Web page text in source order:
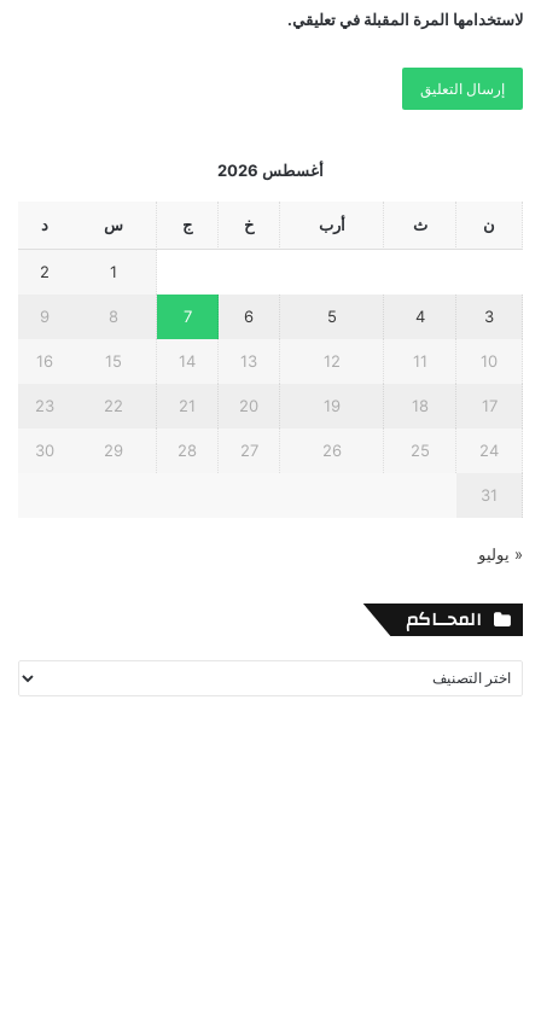
لاستخدامها المرة المقبلة في تعليقي.
أغسطس 2026
ن ث أرب خ ج س د
1
2
3
4
5
6
7
8
9
10
11
12
13
14
15
16
17
18
19
20
21
22
23
24
25
26
27
28
29
30
31
« يوليو
المحــاكم
المحــاكم